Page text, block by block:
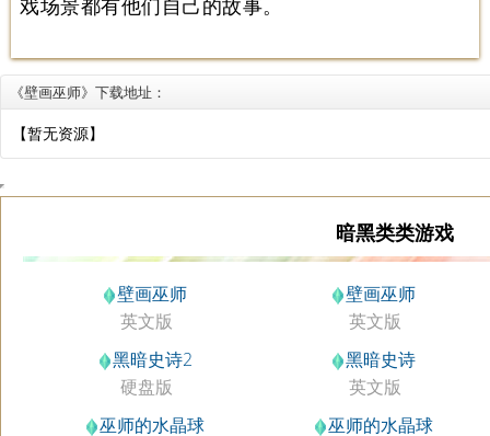
戏场景都有他们自己的故事。
《壁画巫师》下载地址：
【暂无资源】
暗黑类类游戏
壁画巫师
英文版
壁画巫师
英文版
黑暗史诗2
硬盘版
黑暗史诗
英文版
巫师的水晶球
巫师的水晶球